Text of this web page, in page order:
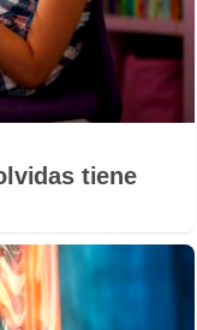
tiene